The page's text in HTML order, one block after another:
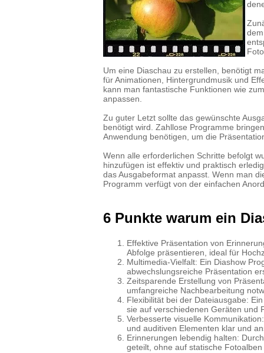
Um eine Diaschau zu erstellen, benötigt
für Animationen, Hintergrundmusik und
kann man fantastische Funktionen wie
anpassen.
Zu guter Letzt sollte das gewünschte
benötigt wird. Zahllose Programme
Anwendung benötigen, um die
Wenn alle erforderlichen Schritte befolgt
hinzufügen ist effektiv und praktisch
das Ausgabeformat anpasst. Wenn man
Programm verfügt von der einfachen
6 Punkte warum ein
Effektive Präsentation von
Abfolge präsentieren, ideal für
Multimedia-Vielfalt: Ein Diashow
abwechslungsreiche Präsentation
Zeitsparende Erstellung von
umfangreiche Nachbearbeitung
Flexibilität bei der Dateiausgabe:
sie auf verschiedenen Geräten und
Verbesserte visuelle
und auditiven Elementen klar und
Erinnerungen lebendig halten:
geteilt, ohne auf statische